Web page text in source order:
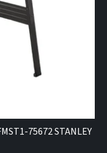
75672 STANLEY